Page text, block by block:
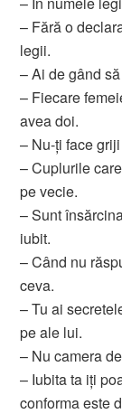
– Fără o
legii.
– Ai de gând
– Fiecare
avea doi.
– Nu-ți face
– Cuplurile
pe vecie.
– Sunt
iubit.
– Când nu
ceva.
– Tu ai
pe ale lui.
– Nu camera
– Iubita ta iți
conforma este